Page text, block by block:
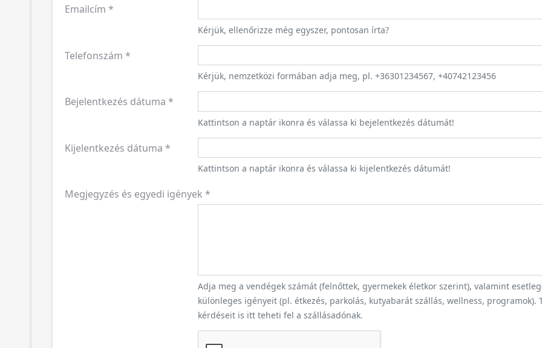
Emailcím *
Kérjük, ellenőrizze még egyszer, pontosan írta?
Telefonszám *
Kérjük, nemzetközi formában adja meg, pl. +36301234567, +40742123456
Bejelentkezés dátuma *
Kattintson a naptár ikonra és válassa ki bejelentkezés dátumát!
Kijelentkezés dátuma *
Kattintson a naptár ikonra és válassa ki kijelentkezés dátumát!
Megjegyzés és egyedi igények *
Adja meg a vendégek számát (felnőttek, gyermekek életkor szerint), valamint
különleges igényeit (pl. étkezés, parkolás, kutyabarát szállás, wellness, programok).
kérdéseit is itt teheti fel a szállásadónak.